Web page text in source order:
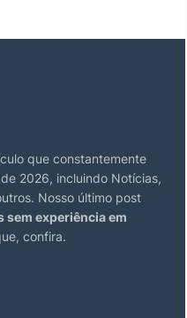
que constantemente
2026, incluindo Notícias,
Nosso último post
sem experiência em
confira.